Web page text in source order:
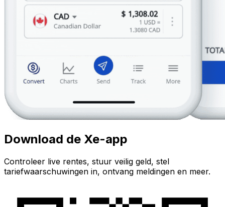
Download de Xe-app
Controleer live rentes, stuur veilig geld, stel
tariefwaarschuwingen in, ontvang meldingen en meer.